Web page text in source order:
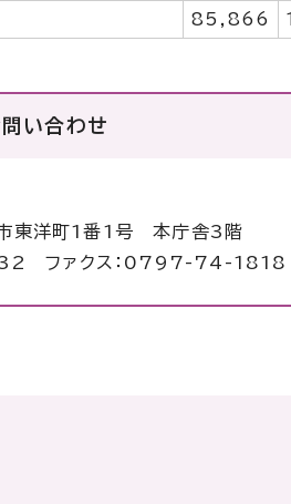
85,866
い合わせ
洋町1番1号 本庁舎3階
ファクス：0797-74-1818